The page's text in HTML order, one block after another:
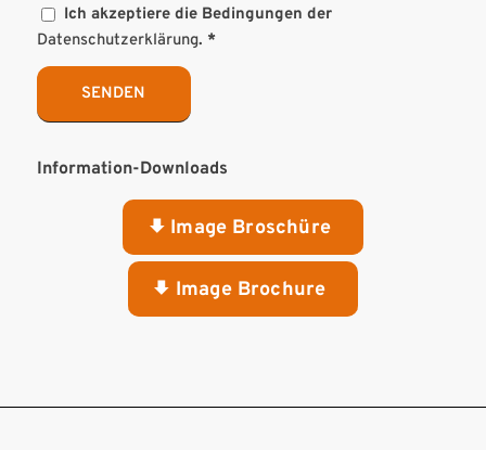
Ich akzeptiere die Bedingungen der
Datenschutzerklärung. *
Information-Downloads
Image Broschüre
Image Brochure